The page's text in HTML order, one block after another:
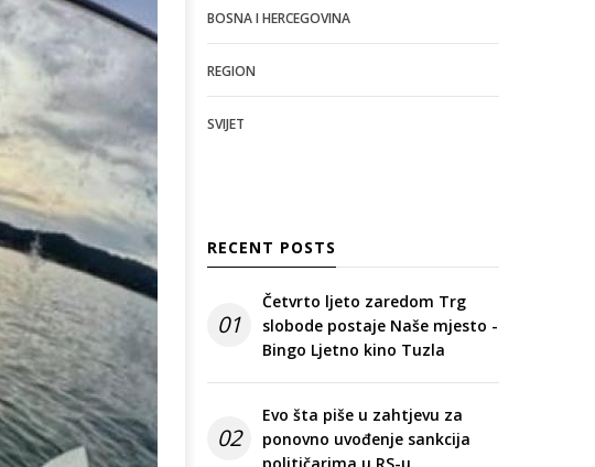
BOSNA I HERCEGOVINA
REGION
SVIJET
RECENT POSTS
01
Četvrto ljeto zaredom Trg
slobode postaje Naše mjesto -
Bingo Ljetno kino Tuzla
02
Evo šta piše u zahtjevu za
ponovno uvođenje sankcija